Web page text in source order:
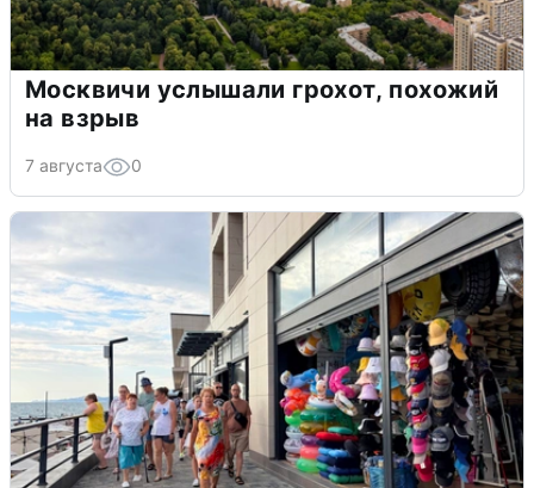
Москвичи услышали грохот, похожий
на взрыв
7 августа 0